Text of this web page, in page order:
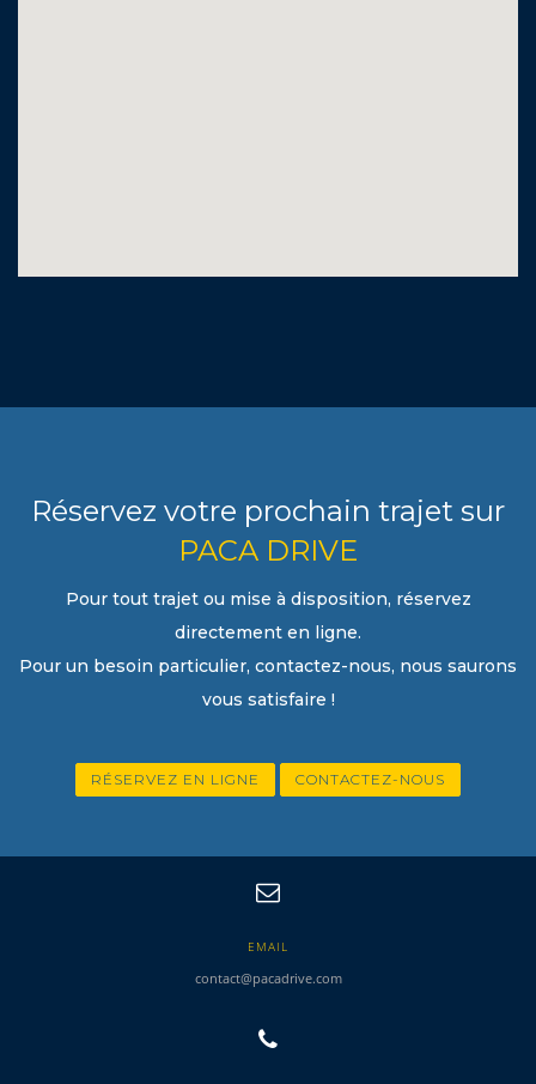
Réservez votre prochain trajet sur
PACA DRIVE
Pour tout trajet ou mise à disposition, réservez
directement en ligne.
Pour un besoin particulier, contactez-nous, nous saurons
vous satisfaire !
RÉSERVEZ EN LIGNE CONTACTEZ-NOUS
EMAIL
contact@pacadrive.com